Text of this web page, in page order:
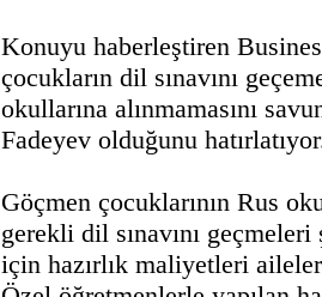
Konuyu haberleştiren
çocukların dil sınavını
okullarına alınmamasını
Fadeyev olduğunu
Göçmen çocuklarının Rus
gerekli dil sınavını geçmeleri
için hazırlık maliyetleri